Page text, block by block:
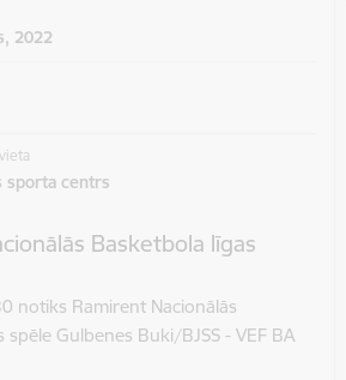
2022
sporta centrs
Basketbola līgas
notiks Ramirent Nacionālās
spēle Gulbenes Buki/BJSS - VEF BA